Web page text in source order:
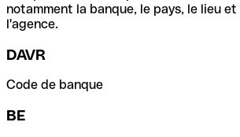
notamment la banque, le pays, le lieu
l'agence.
DAVR
Code de banque
BE